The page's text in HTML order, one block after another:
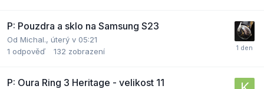
P: Pouzdra a sklo na Samsung S23
Od Michal., úterý v 05:21
1 odpověď 132 zobrazení
P: Oura Ring 3 Heritage - velikost 11